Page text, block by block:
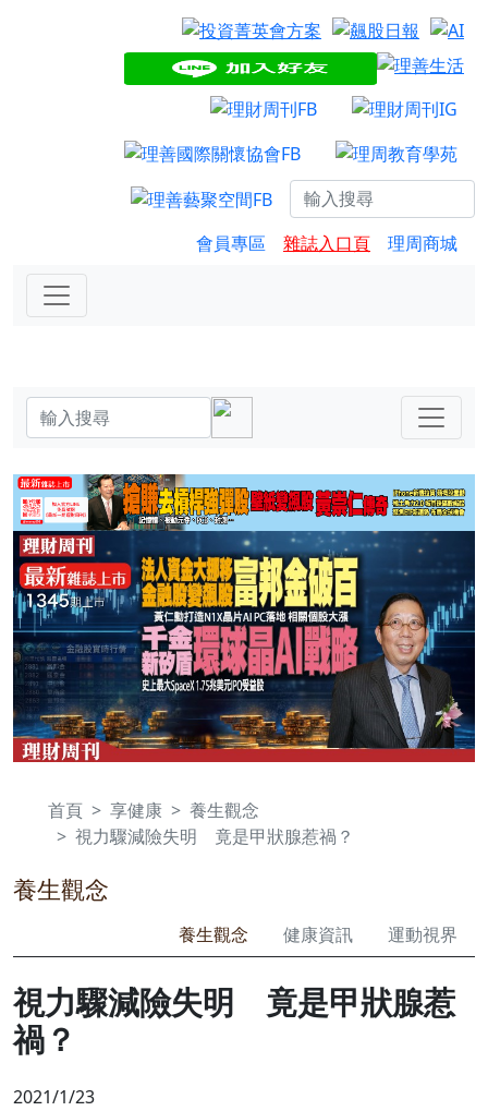
會員專區 雜誌入口頁 理周商城
首頁 享健康
養生觀念
視力驟減險失明 竟是甲狀腺惹禍？
養生觀念
養生觀念 健康資訊 運動視界
視力驟減險失明 竟是甲狀腺惹
禍？
2021/1/23